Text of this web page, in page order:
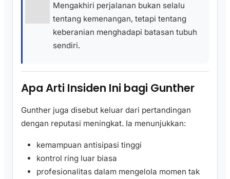
Mengakhiri perjalanan bukan selalu
tentang kemenangan, tetapi tentang
keberanian menghadapi batasan tubuh
sendiri.
Apa Arti Insiden Ini bagi Gunther
Gunther juga disebut keluar dari pertandingan
dengan reputasi meningkat. Ia menunjukkan:
kemampuan antisipasi tinggi
kontrol ring luar biasa
profesionalitas dalam mengelola momen tak